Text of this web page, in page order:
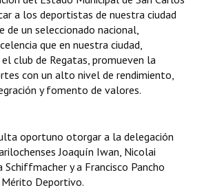
a los deportistas de nuestra ciudad
de un seleccionado nacional,
que en nuestra ciudad,
club de Regatas, promueven la
con un alto nivel de rendimiento,
y fomento de valores.
oportuno otorgar a la delegación
Joaquín Iwan, Nicolai
Schiffmacher y a Francisco Pancho
Deportivo.